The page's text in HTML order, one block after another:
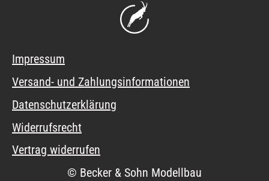
Impressum
Versand- und Zahlungsinformationen
Datenschutzerklärung
Widerrufsrecht
Vertrag widerrufen
© Becker & Sohn Modellbau